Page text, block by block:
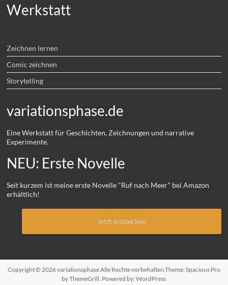
Werkstatt
Zeichnen lernen
Comic zeichnen
Storytelling
variationsphase.de
Eine Werkstatt für Geschichten, Zeichnungen und narrative
Experimente.
NEU: Erste Novelle
Seit kurzem ist meine erste Novelle "Ruf nach Meer" bei Amazon
erhältlich!
Jetzt entdecken
Copyright © 2026variationsphaseAlle Rechte vorbehalten.Theme: Spacious Pro
by ThemeGrill. Powered by:WordPress